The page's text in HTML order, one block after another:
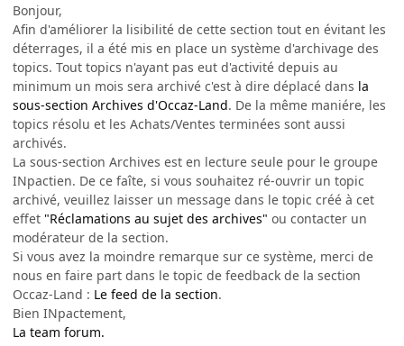
Bonjour,
Afin d'améliorer la lisibilité de cette section tout en évitant les
déterrages, il a été mis en place un système d'archivage des
topics. Tout topics n'ayant pas eut d'activité depuis au
minimum un mois sera archivé c'est à dire déplacé dans la
sous-section Archives d'Occaz-Land. De la même maniére, les
topics résolu et les Achats/Ventes terminées sont aussi
archivés.
La sous-section Archives est en lecture seule pour le groupe
INpactien. De ce faîte, si vous souhaitez ré-ouvrir un topic
archivé, veuillez laisser un message dans le topic créé à cet
effet "Réclamations au sujet des archives" ou contacter un
modérateur de la section.
Si vous avez la moindre remarque sur ce système, merci de
nous en faire part dans le topic de feedback de la section
Occaz-Land : Le feed de la section.
Bien INpactement,
La team forum.